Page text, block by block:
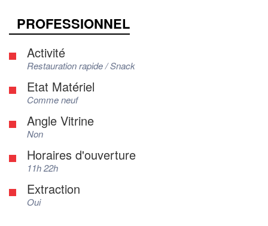
PROFESSIONNEL
Activité
Restauration rapide / Snack
Etat Matériel
Comme neuf
Angle Vitrine
Non
Horaires d'ouverture
11h 22h
Extraction
Oui